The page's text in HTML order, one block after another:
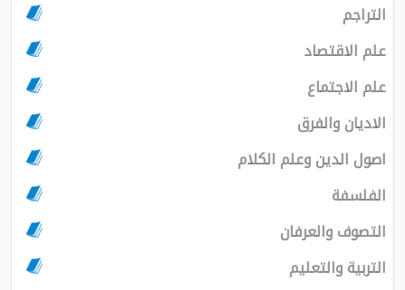
التراجم
علم الاقتصاد
علم الاجتماع
الاديان والفرق
اصول الدين وعلم الكلام
الفلسفة
التصوف والعرفان
التربية والتعليم